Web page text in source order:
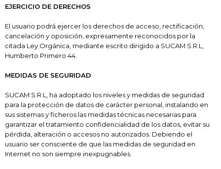
EJERCICIO DE DERECHOS
El usuario podrá ejercer los derechos de acceso, rectificación,
cancelación y oposición, expresamente reconocidos por la
citada Ley Orgánica, mediante escrito dirigido a SUCAM S.R.L
Humberto Primero 44.
MEDIDAS DE SEGURIDAD
SUCAM S.R.L, ha adoptado los niveles y medidas de seguridad
para la protección de datos de carácter personal, instalando en
sus sistemas y ficheros las medidas técnicas necesarias para
garantizar el tratamiento confidencialidad de los datos, evitar su
pérdida, alteración o accesos no autorizados. Debiendo el
usuario ser consciente de que las medidas de seguridad en
Internet no son siempre inexpugnables.